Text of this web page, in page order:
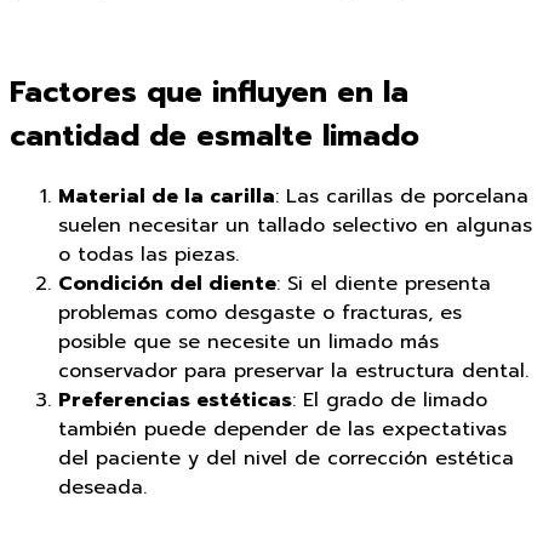
Factores que influyen en la
cantidad de esmalte limado
Material de la carilla: Las carillas de porcelana
suelen necesitar un tallado selectivo en algunas
o todas las piezas.
Condición del diente: Si el diente presenta
problemas como desgaste o fracturas, es
posible que se necesite un limado más
conservador para preservar la estructura dental.
Preferencias estéticas: El grado de limado
también puede depender de las expectativas
del paciente y del nivel de corrección estética
deseada.